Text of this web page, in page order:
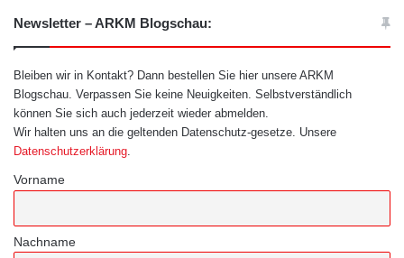
Newsletter – ARKM Blogschau:
Bleiben wir in Kontakt? Dann bestellen Sie hier unsere ARKM
Blogschau. Verpassen Sie keine Neuigkeiten. Selbstverständlich
können Sie sich auch jederzeit wieder abmelden.
Wir halten uns an die geltenden Datenschutz-gesetze. Unsere
Datenschutzerklärung.
Vorname
Nachname